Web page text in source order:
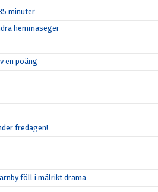
minuter
hemmaseger
en poäng
fredagen!
föll i målrikt drama